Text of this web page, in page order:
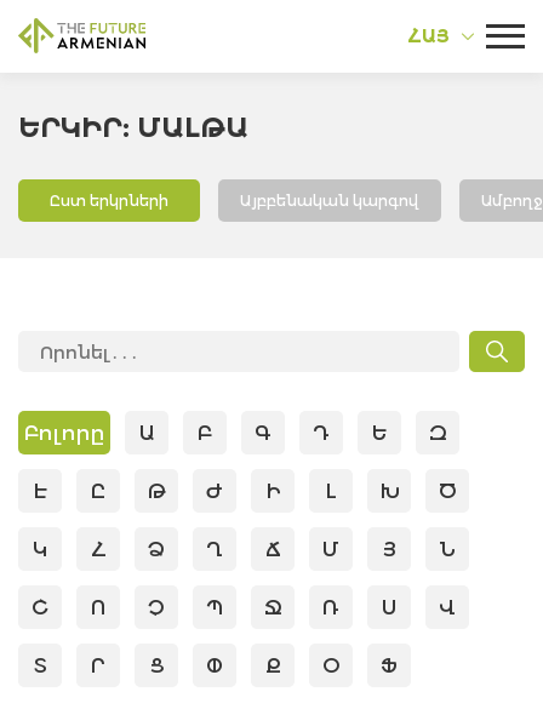
ՀԱՅ
ԵՐԿԻՐ: ՄԱԼԹԱ
Ըստ երկրների Այբբենական կարգով
Բոլորը Ա Բ Գ Դ Ե Զ
Է Ը Թ Ժ Ի Լ Խ Ծ
Կ Հ Ձ Ղ Ճ Մ Յ Ն
Շ Ո Չ Պ Ջ Ռ Ս Վ
Տ Ր Ց Փ Ք Օ Ֆ